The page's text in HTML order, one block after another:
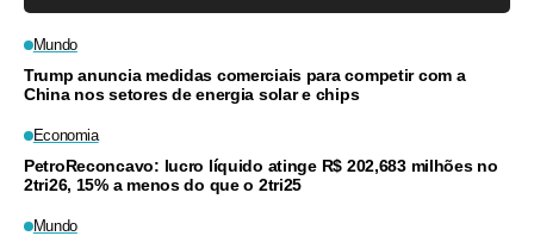
Mundo
Trump anuncia medidas comerciais para competir com a
China nos setores de energia solar e chips
Economia
PetroReconcavo: lucro líquido atinge R$ 202,683 milhões no
2tri26, 15% a menos do que o 2tri25
Mundo